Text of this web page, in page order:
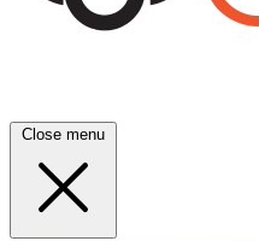
Close menu